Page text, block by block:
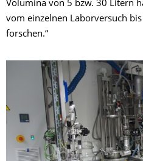
Volumina von 5 bzw. 30 Litern
vom einzelnen Laborversuch
forschen.“